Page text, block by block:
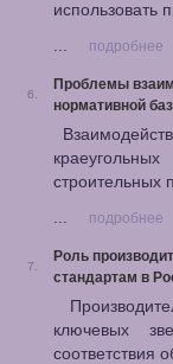
использовать
...
подробнее
6.
Проблемы
нормативной
строительных
...
подробнее
7.
Роль
стандартам в
ключевых
соответствия